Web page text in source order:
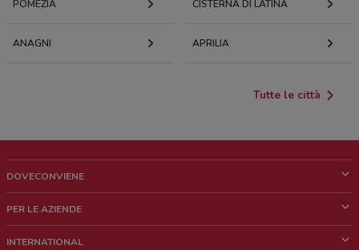
POMEZIA CISTERNA DI LATINA
ANAGNI APRILIA
Tutte le città
DOVECONVIENE
Chi siamo
PER LE AZIENDE
INTERNATIONAL